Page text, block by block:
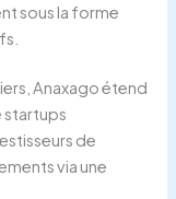
sous la forme
Anaxago étend
startups
de
via une